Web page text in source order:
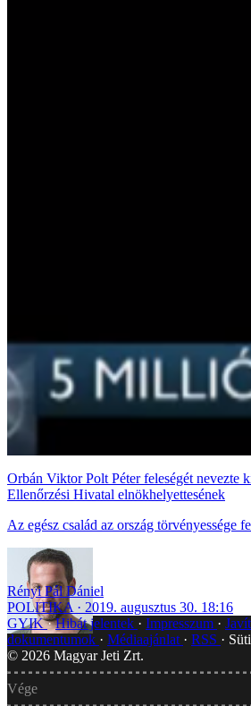
Orbán Viktor Polt Péter feleségét nevezte
Ellenőrzési Hivatal elnökhelyettesének
Az egész család az ország törvényessége
Rényi Pál Dániel
POLITIKA
2019. augusztus 30. 18:16
GYIK Hibát jelentek Impresszum
dokumentumok
Médiaajánlat RSS
© 2026 Magyar Jeti Zrt.
Vége